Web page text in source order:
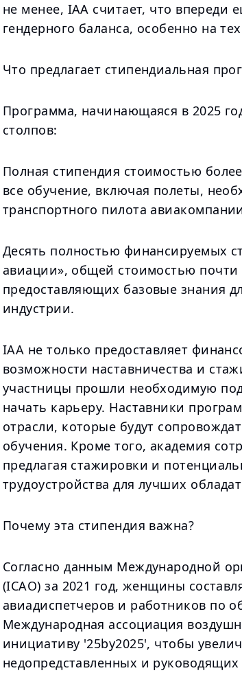
не менее, IAA считает, что впереди
гендерного баланса, особенно на
Что предлагает стипендиальная
Программа, начинающаяся в 2025
столпов:
Полная стипендия стоимостью
все обучение, включая полеты,
транспортного пилота
Десять полностью финансируемых
авиации», общей стоимостью почти
предоставляющих базовые знания
индустрии.
IAA не только предоставляет
возможности наставничества и
участницы прошли необходимую
начать карьеру. Наставники
отрасли, которые будут
обучения. Кроме того, академия
предлагая стажировки и
трудоустройства для лучших
Почему эта стипендия важна?
Согласно данным Международной
(ICAO) за 2021 год, женщины
авиадиспетчеров и работников по
Международная ассоциация
инициативу '25by2025', чтобы
недопредставленных и